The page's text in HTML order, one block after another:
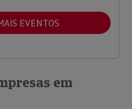
EVENTOS
em